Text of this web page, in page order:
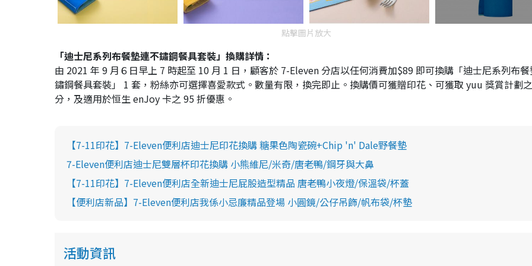
點擊圖片放大
「迪士尼系列布餐墊連不鏽鋼餐具套裝」換購詳情：
由 2021 年 9 月６日早上 7 時起至 10 月 1 日，顧客於 7-Eleven 分店以任何消費加$89 即可換購「迪士尼系列布
鏽鋼餐具套裝」 1 套，粉絲亦可選擇喜愛款式。數量有限，換完即止。換購價可獲贈印花、可獲取 yuu 獎賞計劃
分，及適用於恒生 enJoy 卡之 95 折優惠。
【7-11印花】7-Eleven便利店迪士尼印花換購 糖果色陶瓷碗+Chip 'n' Dale野餐墊
7-Eleven便利店迪士尼雙層杯印花換購 小熊維尼/米奇/唐老鴨/鋼牙與大鼻
【7-11印花】7-Eleven便利店全新迪士尼屁股造型精品 唐老鴨小夜燈/保溫袋/杯蓋
【便利店新品】7-Eleven便利店我係小忌廉精品登場 小圓鏡/公仔吊飾/帆布袋/杯墊
活動資訊